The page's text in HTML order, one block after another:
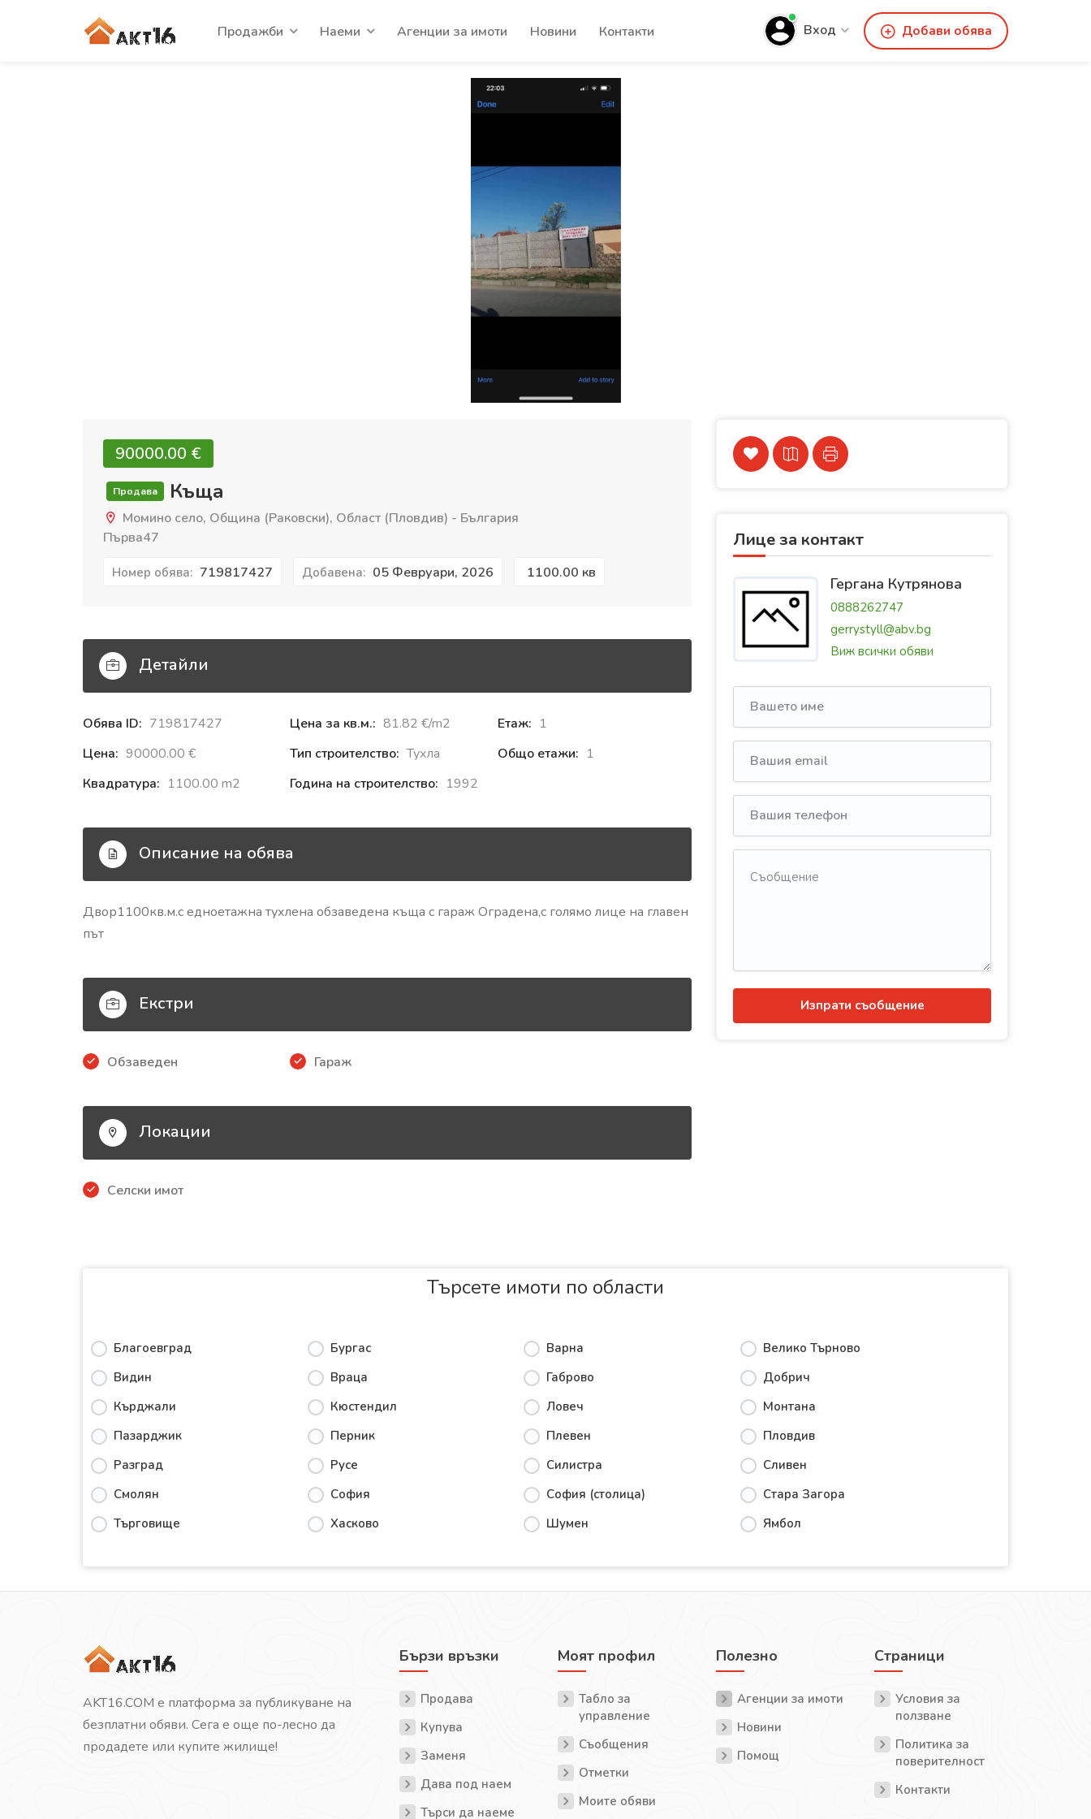
Продажби Наеми Агенции за имоти Новини Контакти Вход Добави обява
90000.00 €‎
Продава Къща
Момино село, Община (Раковски), Област (Пловдив) - България
Първа47
Номер обява: 719817427 Добавена: 05 Февруари, 2026 1100.00 кв
Детайли
Обява ID: 719817427
Цена: 90000.00 €‎
Квадратура: 1100.00 m2
Цена за кв.м.: 81.82 €‎/m2
Тип строителство: Тухла
Година на строителство: 1992
Етаж: 1
Общо етажи: 1
Описание на обява
Двор1100кв.м.с едноетажна тухлена обзаведена къща с гараж Оградена,с голямо лице на главен
път
Екстри
Обзаведен Гараж
Локации
Селски имот
Лице за контакт
Гергана Кутрянова
0888262747
gerrystyll@abv.bg
Виж всички обяви
Изпрати съобщение
Търсете имоти по области
Благоевград Бургас Варна
Велико Търново
Видин
Враца Габрово
Добрич
Кърджали
Кюстендил Ловеч
Монтана
Пазарджик
Перник Плевен
Пловдив
Разград
Русе Силистра
Сливен
Смолян
София София (столица)
Стара Загора
Търговище
Хасково Шумен Ямбол
AKT16.COM е платформа за публикуване на
безплатни обяви. Сега е още по-лесно да
продадете или купите жилище!
Бързи връзки
Продава
Купува
Заменя
Дава под наем
Търси да наеме
Моят профил
Табло за
управление
Съобщения
Отметки
Моите обяви
Полезно
Агенции за имоти
Новини
Помощ
Страници
Условия за
ползване
Политика за
поверителност
Контакти